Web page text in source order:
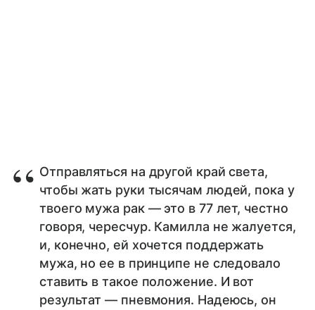
Отправляться на другой край света,
чтобы жать руки тысячам людей, пока у
твоего мужа рак — это в 77 лет, честно
говоря, чересчур. Камилла не жалуется,
и, конечно, ей хочется поддержать
мужа, но ее в принципе не следовало
ставить в такое положение. И вот
результат — пневмония. Надеюсь, он